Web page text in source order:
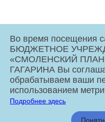
МБУК «Смоленский
Во время
БЮДЖЕТНОЕ
«СМОЛЕНСКИЙ
ГАГАРИНА Вы
обрабатываем ваши
использованием
Подробнее здесь